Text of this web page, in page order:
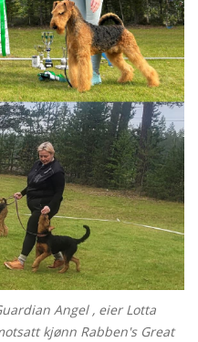
Angel , eier Lotta
kjønn Rabben's Great